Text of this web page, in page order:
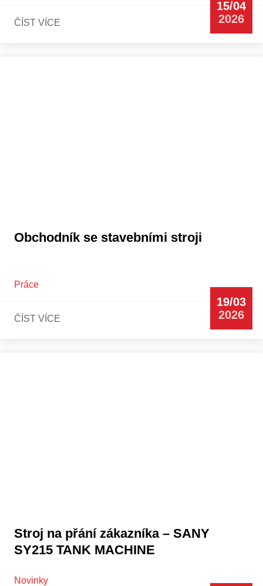
ČÍST VÍCE
15/04
2026
Obchodník se stavebními stroji
Práce
ČÍST VÍCE
19/03
2026
Stroj na přání zákazníka – SANY
SY215 TANK MACHINE
Novinky